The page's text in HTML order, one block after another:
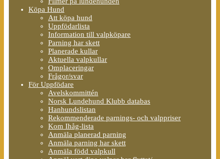
Köpa Hund
Att köpa hund
Uppfödarlista
Information till valpköpare
Parning har skett
Planerade kullar
Aktuella valpkullar
Omplaceringar
Frågor/svar
För Uppfödare
Avelskommittén
Norsk Lundehund Klubb databas
Hanhundslistan
Rekommenderade parnings- och valppriser
Kom Ihåg-lista
Anmäla planerad parning
Anmäla parning har skett
Anmäla född valpkull